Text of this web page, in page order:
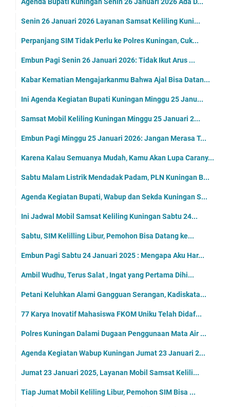
Agenda Bupati Kuningan Senin 26 Januari 2026 Ada D...
Senin 26 Januari 2026 Layanan Samsat Keliling Kuni...
Perpanjang SIM Tidak Perlu ke Polres Kuningan, Cuk...
Embun Pagi Senin 26 Januari 2026: Tidak Ikut Arus ...
Kabar Kematian Mengajarkanmu Bahwa Ajal Bisa Datan...
Ini Agenda Kegiatan Bupati Kuningan Minggu 25 Janu...
Samsat Mobil Keliling Kuningan Minggu 25 Januari 2...
Embun Pagi Minggu 25 Januari 2026: Jangan Merasa T...
Karena Kalau Semuanya Mudah, Kamu Akan Lupa Carany...
Sabtu Malam Listrik Mendadak Padam, PLN Kuningan B...
Agenda Kegiatan Bupati, Wabup dan Sekda Kuningan S...
Ini Jadwal Mobil Samsat Keliling Kuningan Sabtu 24...
Sabtu, SIM Kelilling Libur, Pemohon Bisa Datang ke...
Embun Pagi Sabtu 24 Januari 2025 : Mengapa Aku Har...
Ambil Wudhu, Terus Salat , Ingat yang Pertama Dihi...
Petani Keluhkan Alami Gangguan Serangan, Kadiskata...
77 Karya Inovatif Mahasiswa FKOM Uniku Telah Didaf...
Polres Kuningan Dalami Dugaan Penggunaan Mata Air ...
Agenda Kegiatan Wabup Kuningan Jumat 23 Januari 2...
Jumat 23 Januari 2025, Layanan Mobil Samsat Kelili...
Tiap Jumat Mobil Keliling Libur, Pemohon SIM Bisa ...